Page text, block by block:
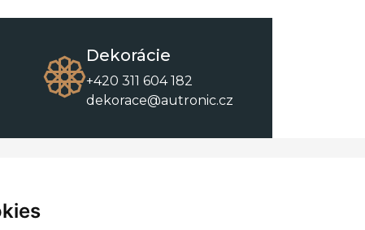
Dekorácie
+420 311 604 182
dekorace@autronic.cz
Kontakty